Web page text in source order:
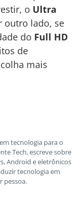
o Ultra
outro lado, se
do Full HD
de
mais
tecnologia para o
Tech, escreve sobre
Android e eletrônicos
tecnologia em
pessoa.